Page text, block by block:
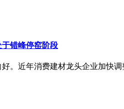
于错峰停窑阶段
。近年消费建材龙头企业加快